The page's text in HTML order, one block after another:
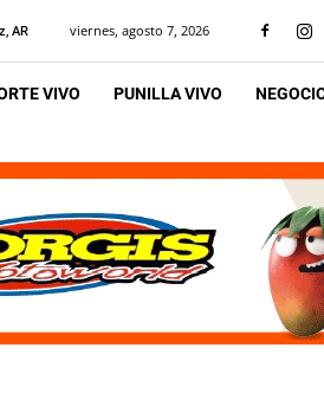
AR viernes, agosto 7, 2026
VIVO PUNILLA VIVO